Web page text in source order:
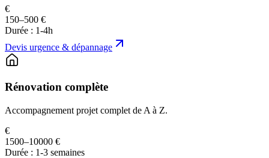
€
150–500 €
Durée : 1-4h
Devis urgence & dépannage
Rénovation complète
Accompagnement projet complet de A à Z.
€
1500–10000 €
Durée : 1-3 semaines